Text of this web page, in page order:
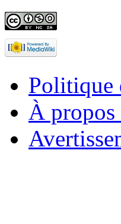
Politique
À propos